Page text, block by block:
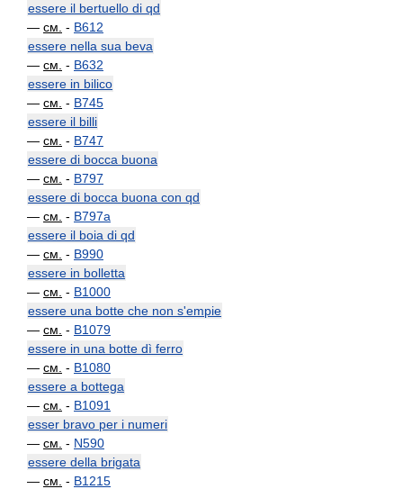
essere il bertuello di qd
— см. - B612
essere nella sua beva
— см. - B632
essere in bilico
— см. - B745
essere il billi
— см. - B747
essere di bocca buona
— см. - B797
essere di bocca buona con qd
— см. - B797a
essere il boia di qd
— см. - B990
essere in bolletta
— см. - B1000
essere una botte che non s'empie
— см. - B1079
essere in una botte dì ferro
— см. - B1080
essere a bottega
— см. - B1091
esser bravo per i numeri
— см. - N590
essere della brigata
— см. - B1215